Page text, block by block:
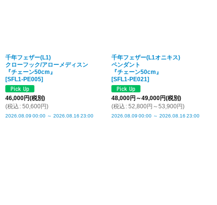
千年フェザー(L1)
クローフック/アローメディスン
『チェーン50cm』
[SFL1-PE005]
46,000円(税別)
(税込 : 50,600円)
2026.08.09 00:00 ～ 2026.08.16 23:00
千年フェザー(L1オニキス)
ペンダント
『チェーン50cm』
[SFL1-PE021]
48,000円 ～49,000円(税別)
(税込 : 52,800円 ～53,900円)
2026.08.09 00:00 ～ 2026.08.16 23:00